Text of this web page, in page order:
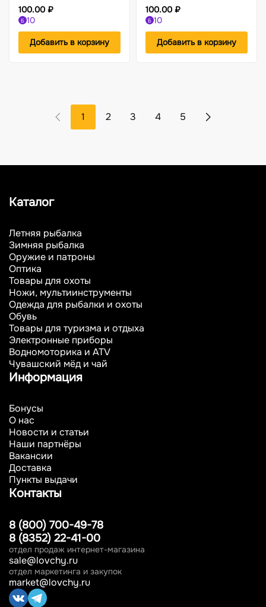
100.00 ₽
Б 10
Добавить в корзину
100.00 ₽
Б 10
Добавить в корзину
1 2 3 4 5
Каталог
Летняя рыбалка
Зимняя рыбалка
Оружие и патроны
Оптика
Товары для охоты
Ножи, мультиинструменты
Одежда для рыбалки и охоты
Обувь
Товары для туризма и отдыха
Электронные приборы
Водномоторика и ATV
Чувашский мёд и чай
Информация
Бонусы
О нас
Новости и статьи
Наши партнёры
Вакансии
Доставка
Пункты выдачи
Контакты
8 (800) 700-49-78
8 (8352) 22-41-00
отдел продаж интернет-магазина
sale@lovchy.ru
отдел маркетинга и закупок
market@lovchy.ru